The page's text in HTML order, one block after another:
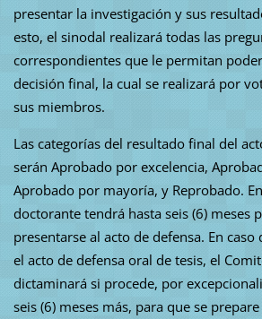
presentar la investigación y sus
esto, el sinodal realizará todas las
correspondientes que le permitan
decisión final, la cual se realizará por
sus miembros.
Las categorías del resultado final del
serán Aprobado por excelencia,
Aprobado por mayoría, y Reprobado.
doctorante tendrá hasta seis (6) meses
presentarse al acto de defensa. En
el acto de defensa oral de tesis, el
dictaminará si procede, por
seis (6) meses más, para que se